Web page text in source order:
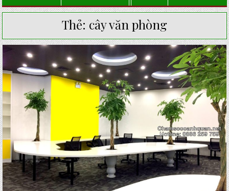
Thẻ: cây văn phòng
Posted
in